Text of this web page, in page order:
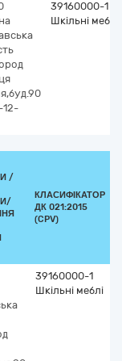
12-
39160000-1
Шкільні меблі
/
КЛАСИФІКАТОР
ДК 021:2015
(CPV)
39160000-1
Шкільні меблі